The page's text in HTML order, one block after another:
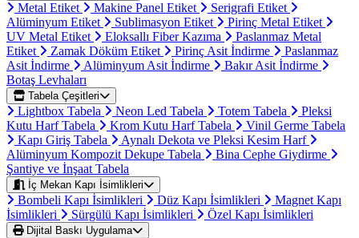
Metal Etiket Makine Panel Etiket
Serigrafi Etiket
Alüminyum Etiket
Sublimasyon Etiket
Pirinç Metal Etiket
UV Metal Etiket
Eloksallı Fiber Kazıma
Paslanmaz Metal
Etiket
Zamak Döküm Etiket Pirinç Asit İndirme
Paslanmaz
Asit İndirme
Alüminyum Asit İndirme
Bakır Asit İndirme
Botaş Levhaları
Tabela Çeşitleri
Lightbox Tabela Neon Led Tabela Totem Tabela
Pleksi
Kutu Harf Tabela
Krom Kutu Harf Tabela
Vinil Germe Tabela
Kapı Giriş Tabela
Aynalı Dekota ve Pleksi Kesim Harf
Alüminyum Kompozit Dekupe Tabela
Bina Cephe Giydirme
Şantiye ve İnşaat Tabela
İç Mekan Kapı İsimlikleri
Bombeli Kapı İsimlikleri Düz Kapı İsimlikleri
Magnet Kapı
İsimlikleri
Sürgülü Kapı İsimlikleri Özel Kapı İsimlikleri
Dijital Baskı Uygulama